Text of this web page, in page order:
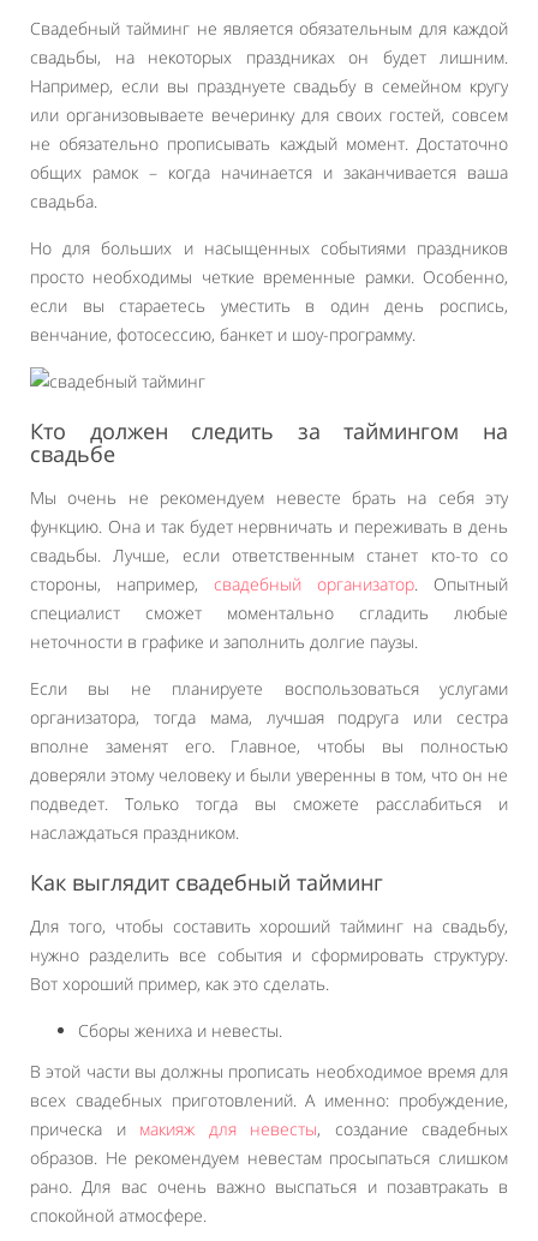
Свадебный тайминг не является обязательным для каждой
свадьбы, на некоторых праздниках он будет лишним.
Например, если вы празднуете свадьбу в семейном кругу
или организовываете вечеринку для своих гостей, совсем
не обязательно прописывать каждый момент. Достаточно
общих рамок – когда начинается и заканчивается ваша
свадьба.
Но для больших и насыщенных событиями праздников
просто необходимы четкие временные рамки. Особенно,
если вы стараетесь уместить в один день роспись,
венчание, фотосессию, банкет и шоу-программу.
Кто должен следить за таймингом на
свадьбе
Мы очень не рекомендуем невесте брать на себя эту
функцию. Она и так будет нервничать и переживать в день
свадьбы. Лучше, если ответственным станет кто-то со
стороны, например, свадебный организатор. Опытный
специалист сможет моментально сгладить любые
неточности в графике и заполнить долгие паузы.
Если вы не планируете воспользоваться услугами
организатора, тогда мама, лучшая подруга или сестра
вполне заменят его. Главное, чтобы вы полностью
доверяли этому человеку и были уверенны в том, что он не
подведет. Только тогда вы сможете расслабиться и
наслаждаться праздником.
Как выглядит свадебный тайминг
Для того, чтобы составить хороший тайминг на свадьбу,
нужно разделить все события и сформировать структуру.
Вот хороший пример, как это сделать.
Сборы жениха и невесты.
В этой части вы должны прописать необходимое время для
всех свадебных приготовлений. А именно: пробуждение,
прическа и макияж для невесты, создание свадебных
образов. Не рекомендуем невестам просыпаться слишком
рано. Для вас очень важно выспаться и позавтракать в
спокойной атмосфере.